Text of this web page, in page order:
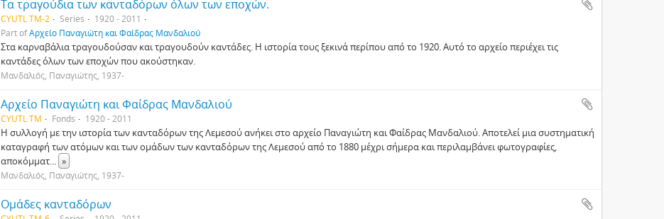
Τα τραγούδια των κανταδόρων όλων των εποχών.
CYUTL TM-2 Series
1920 - 2011
Part ofΑρχείο Παναγιώτη και Φαίδρας Μανδαλιού
Στα καρναβάλια τραγουδούσαν και τραγουδούν καντάδες. Η ιστορία τους ξεκινά περίπου από το 1920. Αυτό το αρχείο περιέχει τις
καντάδες όλων των εποχών που ακούστηκαν.
Μανδαλιός, Παναγιώτης, 1937-
Αρχείο Παναγιώτη και Φαίδρας Μανδαλιού
CYUTL TM Fonds 1920 - 2011
Η συλλογή με την ιστορία των κανταδόρων της Λεμεσού ανήκει στο αρχείο Παναγιώτη και Φαίδρας Μανδαλιού. Αποτελεί μια συστηματική
καταγραφή των ατόμων και των ομάδων των κανταδόρων της Λεμεσού από το 1880 μέχρι σήμερα και περιλαμβάνει φωτογραφίες,
αποκόμματ... »
Μανδαλιός, Παναγιώτης, 1937-
Ομάδες κανταδόρων